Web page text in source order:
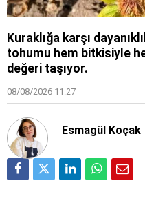
Kuraklığa karşı
tohumu hem bitkisiyle
değeri taşıyor.
08/08/2026 11:27
Esmagül Koçak